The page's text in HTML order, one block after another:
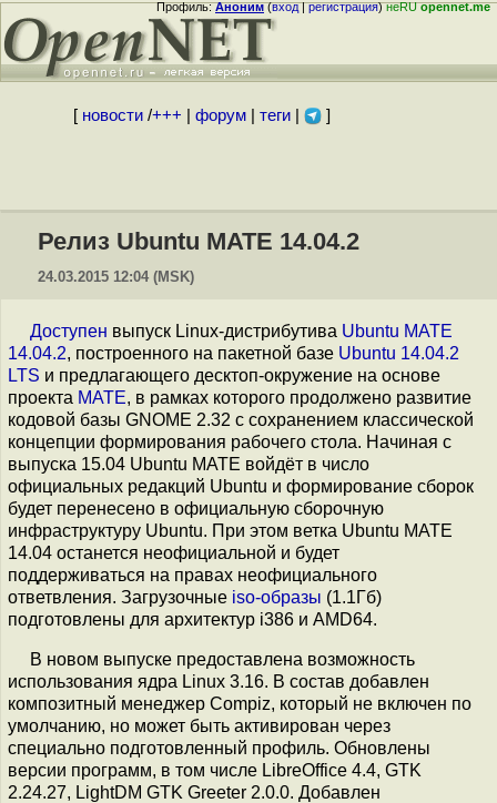
Профиль:Аноним(вход|регистрация)неRUopennet.me
[ новости/+++ форум| теги| ]
Релиз Ubuntu MATE 14.04.2
24.03.2015 12:04 (MSK)
Доступен выпуск Linux-дистрибутива Ubuntu MATE
14.04.2, построенного на пакетной базе Ubuntu 14.04.2
LTS и предлагающего десктоп-окружение на основе
проекта MATE, в рамках которого продолжено развитие
кодовой базы GNOME 2.32 с сохранением классической
концепции формирования рабочего стола. Начиная с
выпуска 15.04 Ubuntu MATE войдёт в число
официальных редакций Ubuntu и формирование сборок
будет перенесено в официальную сборочную
инфраструктуру Ubuntu. При этом ветка Ubuntu MATE
14.04 останется неофициальной и будет
поддерживаться на правах неофициального
ответвления. Загрузочные iso-образы (1.1Гб)
подготовлены для архитектур i386 и AMD64.
В новом выпуске предоставлена возможность
использования ядра Linux 3.16. В состав добавлен
композитный менеджер Compiz, который не включен по
умолчанию, но может быть активирован через
специально подготовленный профиль. Обновлены
версии программ, в том числе LibreOffice 4.4, GTK
2.24.27, LightDM GTK Greeter 2.0.0. Добавлен